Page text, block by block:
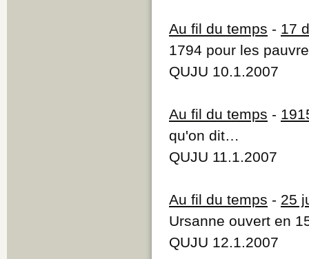
Au fil du temps - 17
1794 pour les
QUJU 10.1.2007
Au fil du temps -
qu'on dit…
QUJU 11.1.2007
Au fil du temps - 25
Ursanne ouvert en
QUJU 12.1.2007